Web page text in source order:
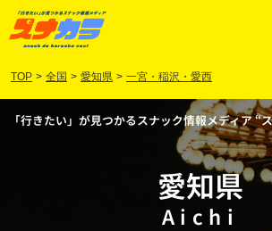
TOP > 全国 > 愛知県 > 一宮・稲沢・愛西
「行きたい」が見つかるスナック情報メディア “
愛知県
Aichi